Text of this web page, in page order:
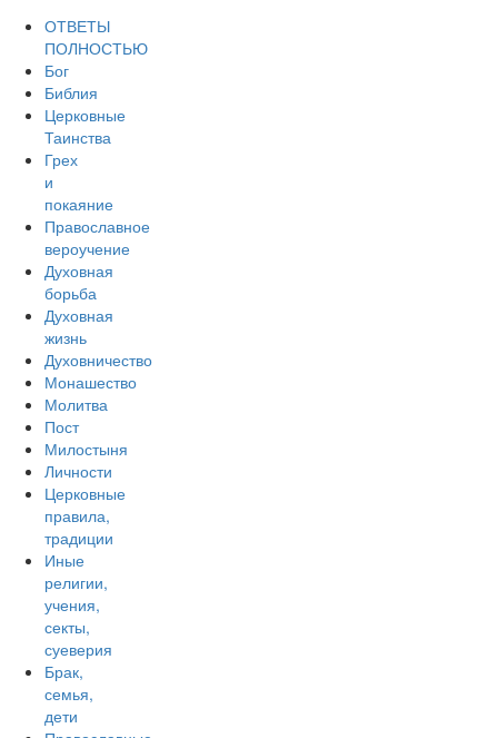
ОТВЕТЫ
ПОЛНОСТЬЮ
Бог
Библия
Церковные
Таинства
Грех
и
покаяние
Православное
вероучение
Духовная
борьба
Духовная
жизнь
Духовничество
Монашество
Молитва
Пост
Милостыня
Личности
Церковные
правила,
традиции
Иные
религии,
учения,
секты,
суеверия
Брак,
семья,
дети